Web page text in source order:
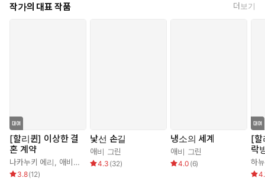
진이 게재된 상황에 당신을 내 미래 왕비로 선언할 수는 없었으니 파
여자라 믿었기에 청혼했던 거요. 물론 내 착각이었지만.”
“완벽한….”
캣은 그를 쳐다보며 공허하게 말했다.
“그런데 난 완벽하지가 않아요, 자피르. 아주 거리가 멀죠
작가의 대표 작품 더보기
[할리퀸] 이상한 결
혼 계약
나카누키 에리 애비 그린
3.8(12)
낯선 손길
애비 그린
4.3 (32)
냉소의 세계
애비 그린
4.0 (6)
[할
락
하